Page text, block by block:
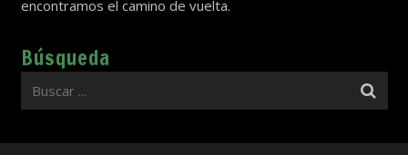
encontramos el camino de vuelta.
Búsqueda